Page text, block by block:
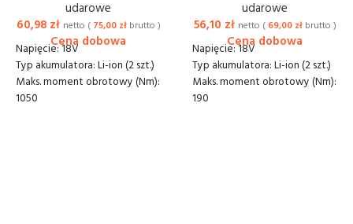
udarowe
60,98 zł netto ( 75,00 złbrutto )
Napięcie: 18V
Typ akumulatora: Li-ion (2 szt.)
Maks. moment obrotowy (Nm):
1050
udarowe
56,10 zł netto ( 69,00 złbrutto )
Napięcie: 18V
Typ akumulatora: Li-ion (2 szt.)
Maks. moment obrotowy (Nm):
190